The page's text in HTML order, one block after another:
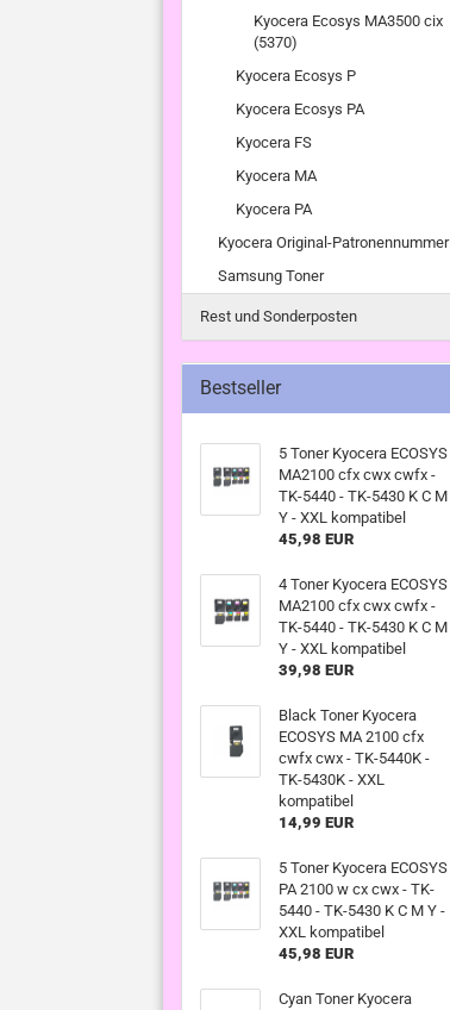
Kyocera Ecosys MA3500 cix
(5370)
Kyocera Ecosys P
Kyocera Ecosys PA
Kyocera FS
Kyocera MA
Kyocera PA
Kyocera Original-Patronennummer
Samsung Toner
Rest und Sonderposten
Bestseller
5 Toner Kyocera ECOSYS
MA2100 cfx cwx cwfx -
TK-5440 - TK-5430 K C M
Y - XXL kompatibel
45,98 EUR
4 Toner Kyocera ECOSYS
MA2100 cfx cwx cwfx -
TK-5440 - TK-5430 K C M
Y - XXL kompatibel
39,98 EUR
Black Toner Kyocera
ECOSYS MA 2100 cfx
cwfx cwx - TK-5440K -
TK-5430K - XXL
kompatibel
14,99 EUR
5 Toner Kyocera ECOSYS
PA 2100 w cx cwx - TK-
5440 - TK-5430 K C M Y -
XXL kompatibel
45,98 EUR
Cyan Toner Kyocera